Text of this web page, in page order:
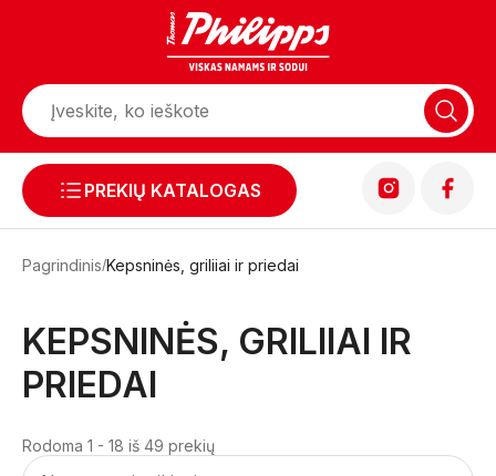
PREKIŲ KATALOGAS
Pagrindinis Kepsninės, griliiai ir priedai
KEPSNINĖS, GRILIIAI IR
PRIEDAI
Rodoma 1 - 18 iš 49 prekių